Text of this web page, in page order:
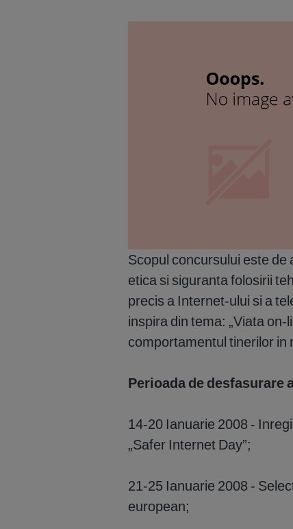
Scopul concursului este
etica si siguranta folosirii
precis a Internet-ului si a
inspira din tema: „Viata on-
comportamentul tinerilor in
Perioada de desfasurare
14-20 Ianuarie 2008 -
„Safer Internet Day”;
21-25 Ianuarie 2008 -
european;